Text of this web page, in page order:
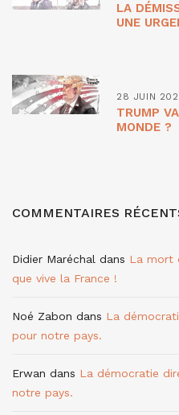
LA
UNE
28 JUIN
TRUMP
MONDE ?
COMMENTAIRES
Didier Maréchal dans La mort
que vive la France !
Noé Zabon dans La
pour notre pays.
Erwan dans La démocratie
notre pays.